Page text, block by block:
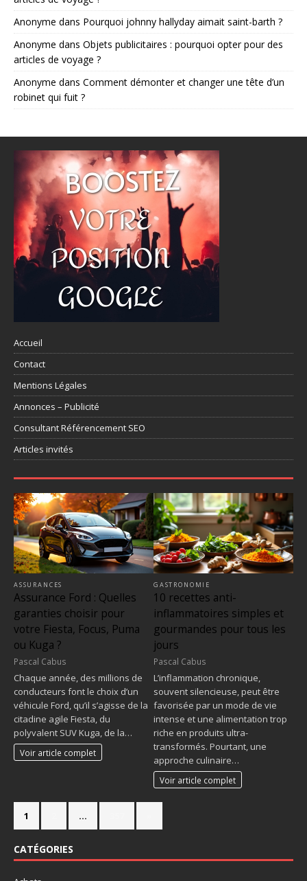
Anonyme dans Pourquoi johnny hallyday aimait saint-barth ?
Anonyme dans Objets publicitaires : pourquoi opter pour des
articles de voyage ?
Anonyme dans Comment démonter et changer une tête d’un
robinet qui fuit ?
Accueil
Contact
Mentions Légales
Annonces – Publicité
Consultant Référencement SEO
Articles invités
ASSURANCES
Assurance Ford : Quelles
garanties choisir pour
votre Fiesta, Focus, Puma
ou Kuga ?
Pascal Cabus
Chaque année, des millions de
conducteurs font le choix d’un
véhicule Ford, qu’il s’agisse de la
citadine agile Fiesta, du
polyvalent SUV Kuga, de la…
Voir article complet
GASTRONOMIE
10 recettes anti-
inflammatoires simples et
gourmandes pour tous les
jours
Pascal Cabus
L’inflammation chronique,
souvent silencieuse, peut être
favorisée par un mode de vie
intense et une alimentation trop
riche en produits ultra-
transformés. Pourtant, une
approche culinaire…
Voir article complet
1 …
CATÉGORIES